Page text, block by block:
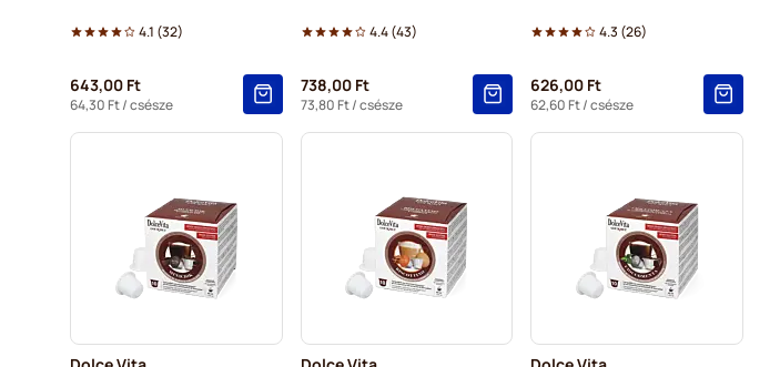
4.1 (32)
643,00 Ft
64,30 Ft/ csésze
4.4(43)
738,00 Ft
73,80 Ft/ csésze
4.3 (26)
626,00 Ft
62,60 Ft/ csésze